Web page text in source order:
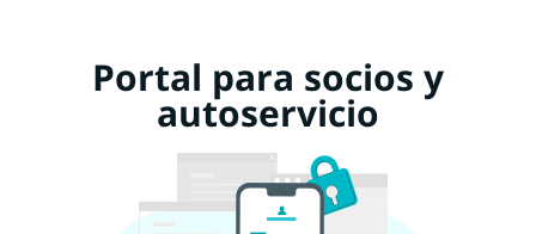
Portal para socios y
autoservicio